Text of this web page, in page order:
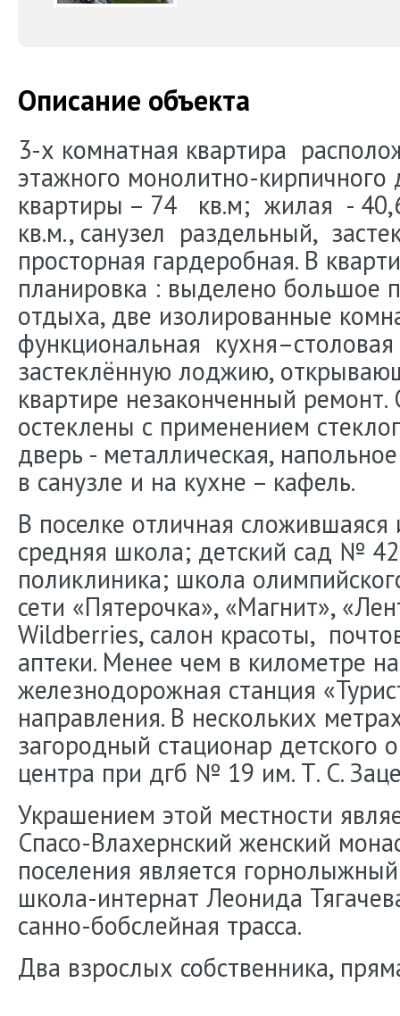
Описание объекта
3-х комнатная квартира
этажного монолитно-
квартиры – 74 кв.м; жилая -
кв.м., санузел раздельный,
просторная гардеробная. В
планировка : выделено большое
отдыха, две изолированные
функциональная
застеклённую лоджию,
квартире незаконченный
остеклены с применением
дверь - металлическая,
в санузле и на кухне – кафель.
В поселке отличная сложившаяся
средняя школа; детский сад №
поликлиника; школа
сети «Пятерочка», «Магнит»,
Wildberries, салон красоты,
аптеки. Менее чем в километре
железнодорожная станция
направления. В нескольких
загородный стационар детского
центра при дгб № 19 им. Т. С.
Украшением этой местности
Спасо-Влахернский женский
поселения является
школа-интернат Леонида
санно-бобслейная трасса.
Два взрослых собственника,